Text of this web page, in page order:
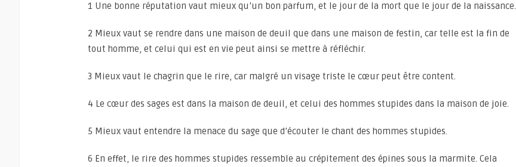
1 Une bonne réputation vaut mieux qu’un bon parfum, et le jour de la mort que le jour de la naissance.
2 Mieux vaut se rendre dans une maison de deuil que dans une maison de festin, car telle est la fin de
tout homme, et celui qui est en vie peut ainsi se mettre à réfléchir.
3 Mieux vaut le chagrin que le rire, car malgré un visage triste le cœur peut être content.
4 Le cœur des sages est dans la maison de deuil, et celui des hommes stupides dans la maison de joie.
5 Mieux vaut entendre la menace du sage que d’écouter le chant des hommes stupides.
6 En effet, le rire des hommes stupides ressemble au crépitement des épines sous la marmite. Cela